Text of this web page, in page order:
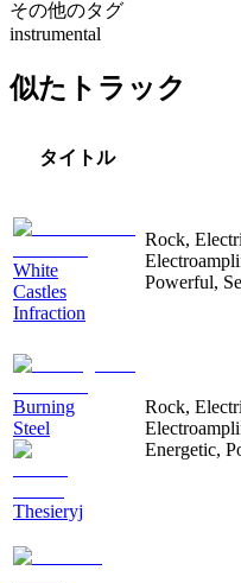
その他のタグ
instrumental
似たトラック
タイトル
White
Castles
Infraction
Rock,
Powerful,
Burning
Steel
Thesieryj
Rock,
Energetic,